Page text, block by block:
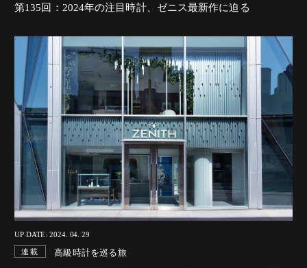
第135回：2024年の注目時計、ゼニス最新作に迫る
UP DATE: 2024. 04. 29
連載 高級時計を巡る旅